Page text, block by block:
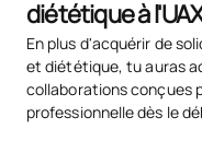
diététique à
En plus d'acquérir de
et diététique, tu auras
collaborations conçues
professionnelle dès le